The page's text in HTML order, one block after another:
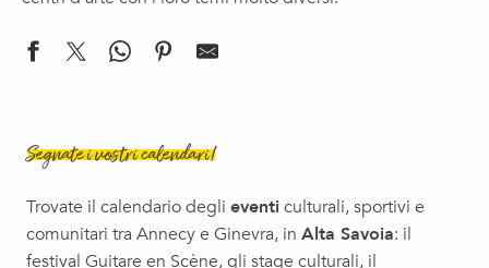
Visite commentée
Résidence d'artistes : 2ème Café & Couleurs
Exposition temporaire - Les couloirs de la nuit
Michel Butor, le Centenaire (1926-2026)
Biennale (re)connecting.earth (03) – Ressources Sensibles
Segnate i vostri calendari!
Trovate il calendario degli eventiculturali, sportivi e
comunitari tra Annecy e Ginevra, in Alta Savoia: il
festival Guitare en Scène, gli stage culturali, il